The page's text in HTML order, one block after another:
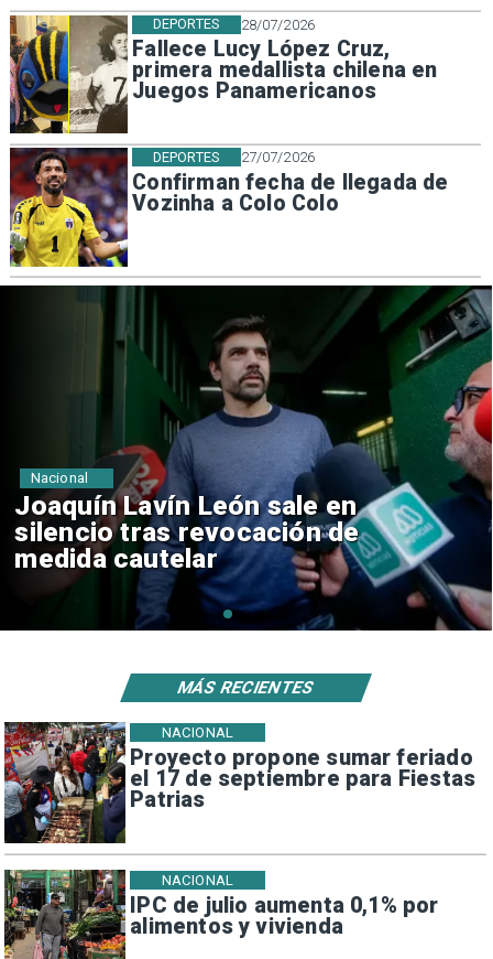
28/07/2026
Fallece Lucy López Cruz,
primera medallista chilena en
Juegos Panamericanos
DEPORTES
27/07/2026
Confirman fecha de llegada de
Vozinha a Colo Colo
DEPORTES
Chile y Venezuela formalizan
reinicio de relaciones
consulares
Nacional
Proyecto propone sumar feriado
el 17 de septiembre para Fiestas
Patrias
NACIONAL
IPC de julio aumenta 0,1% por
alimentos y vivienda
NACIONAL
MÁS RECIENTES